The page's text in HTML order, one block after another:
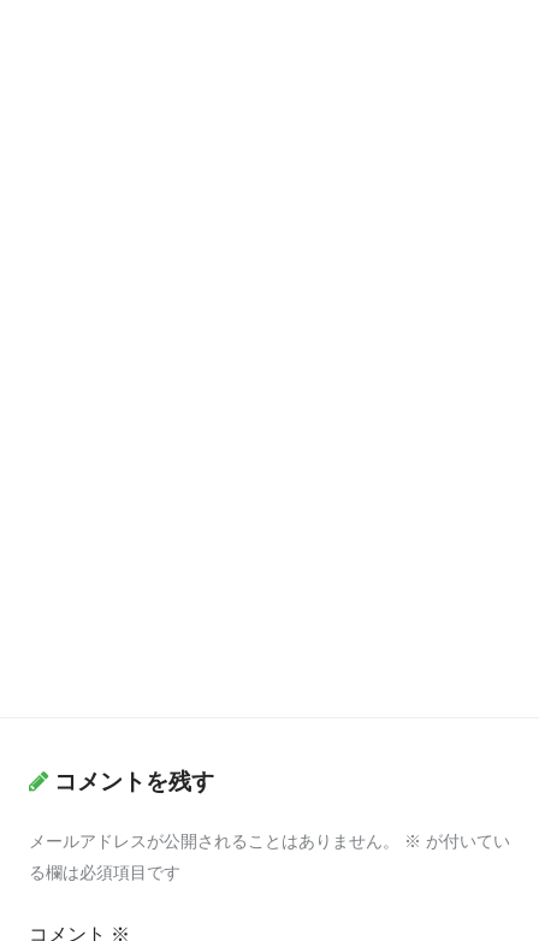
コメントを残す
メールアドレスが公開されることはありません。 ※ が付いてい
る欄は必須項目です
コメント ※